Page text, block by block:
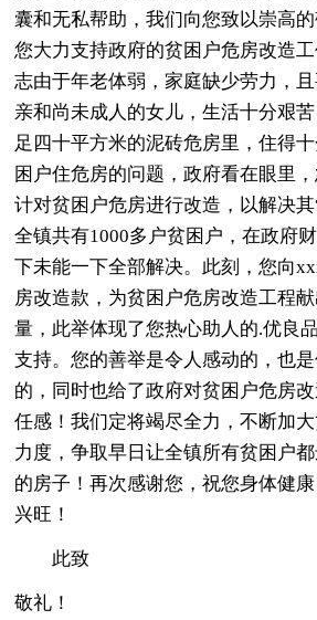
囊和无私帮助，我们向您致以崇高
您大力支持政府的贫困户危房改造
志由于年老体弱，家庭缺少劳力，
亲和尚未成人的女儿，生活十分艰
足四十平方米的泥砖危房里，住得
困户住危房的问题，政府看在眼里
计对贫困户危房进行改造，以解决
全镇共有1000多户贫困户，在政府
下未能一下全部解决。此刻，您向
房改造款，为贫困户危房改造工程
量，此举体现了您热心助人的.优良
支持。您的善举是令人感动的，也
的，同时也给了政府对贫困户危房
任感！我们定将竭尽全力，不断加
力度，争取早日让全镇所有贫困户
的房子！再次感谢您，祝您身体健
兴旺！
此致
敬礼！